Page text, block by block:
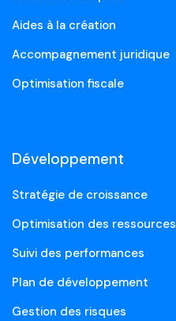
Aides à la création
Accompagnement juridique
Optimisation fiscale
Développement
Stratégie de croissance
Optimisation des ressources
Suivi des performances
Plan de développement
Gestion des risques